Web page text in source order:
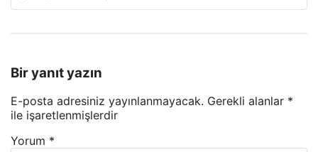
Bir yanıt yazın
E-posta adresiniz yayınlanmayacak. Gerekli alanlar *
ile işaretlenmişlerdir
Yorum *